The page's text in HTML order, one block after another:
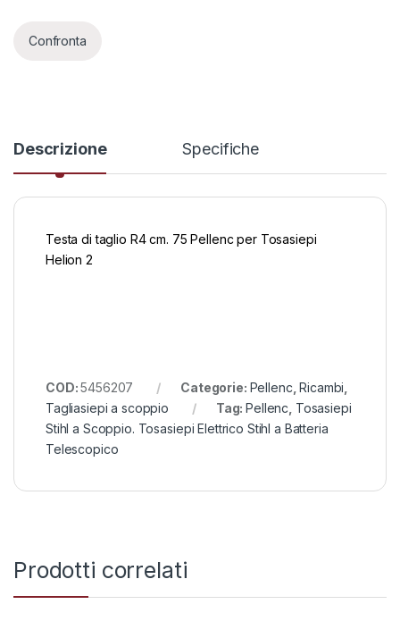
Confronta
Descrizione Specifiche
Testa di taglio R4 cm. 75 Pellenc per Tosasiepi
Helion 2
COD:5456207 Categorie: Pellenc ,Ricambi
Tagliasiepi a scoppio
Tag:Pellenc Tosasiepi
Stihl a Scoppio. Tosasiepi Elettrico Stihl a Batteria
Telescopico
Prodotti correlati